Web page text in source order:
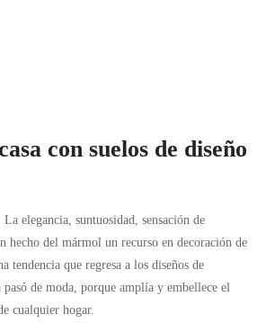
con suelos de diseño
elegancia, suntuosidad, sensación de
hecho del mármol un recurso en decoración de
tendencia que regresa a los diseños de
de moda, porque amplía y embellece el
cualquier hogar.